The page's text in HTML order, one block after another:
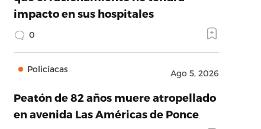
impacto en sus hospitales
0
Policíacas Ago 5, 2026
Peatón de 82 años muere atropellado
en avenida Las Américas de Ponce